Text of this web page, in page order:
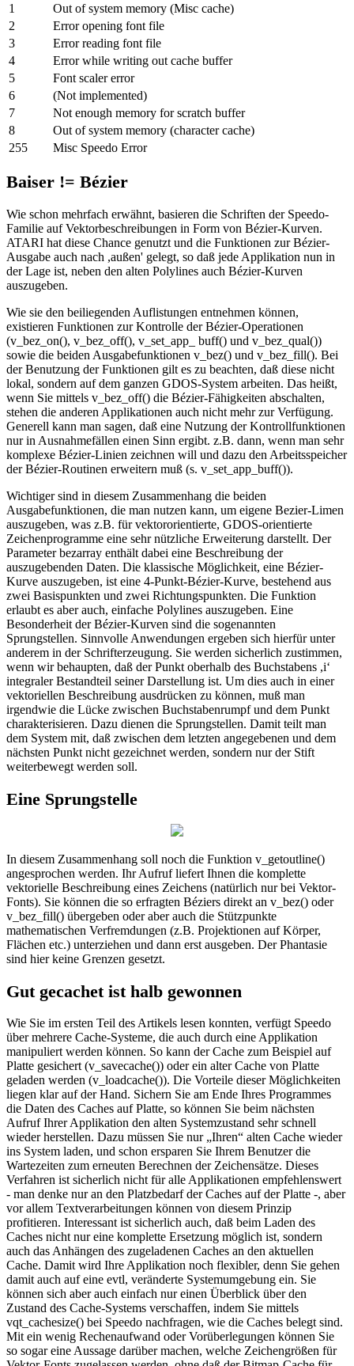
1
Out of system memory (Misc cache)
2
Error opening font file
3
Error reading font file
4
Error while writing out cache buffer
5
Font scaler error
6
(Not implemented)
7
Not enough memory for scratch buffer
8
Out of system memory (character cache)
255
Misc Speedo Error
Baiser != Bézier
Wie schon mehrfach erwähnt, basieren die Schriften der Speedo-
Familie auf Vektorbeschreibungen in Form von Bézier-Kurven.
ATARI hat diese Chance genutzt und die Funktionen zur Bézier-
Ausgabe auch nach ,außen' gelegt, so daß jede Applikation nun in
der Lage ist, neben den alten Polylines auch Bézier-Kurven
auszugeben.
Wie sie den beiliegenden Auflistungen entnehmen können,
existieren Funktionen zur Kontrolle der Bézier-Operationen
(v_bez_on(), v_bez_off(), v_set_app_ buff() und v_bez_qual())
sowie die beiden Ausgabefunktionen v_bez() und v_bez_fill(). Bei
der Benutzung der Funktionen gilt es zu beachten, daß diese nicht
lokal, sondern auf dem ganzen GDOS-System arbeiten. Das heißt,
wenn Sie mittels v_bez_off() die Bézier-Fähigkeiten abschalten,
stehen die anderen Applikationen auch nicht mehr zur Verfügung.
Generell kann man sagen, daß eine Nutzung der Kontrollfunktionen
nur in Ausnahmefällen einen Sinn ergibt. z.B. dann, wenn man sehr
komplexe Bézier-Linien zeichnen will und dazu den Arbeitsspeicher
der Bézier-Routinen erweitern muß (s. v_set_app_buff()).
Wichtiger sind in diesem Zusammenhang die beiden
Ausgabefunktionen, die man nutzen kann, um eigene Bezier-Limen
auszugeben, was z.B. für vektororientierte, GDOS-orientierte
Zeichenprogramme eine sehr nützliche Erweiterung darstellt. Der
Parameter bezarray enthält dabei eine Beschreibung der
auszugebenden Daten. Die klassische Möglichkeit, eine Bézier-
Kurve auszugeben, ist eine 4-Punkt-Bézier-Kurve, bestehend aus
zwei Basispunkten und zwei Richtungspunkten. Die Funktion
erlaubt es aber auch, einfache Polylines auszugeben. Eine
Besonderheit der Bézier-Kurven sind die sogenannten
Sprungstellen. Sinnvolle Anwendungen ergeben sich hierfür unter
anderem in der Schrifterzeugung. Sie werden sicherlich zustimmen,
wenn wir behaupten, daß der Punkt oberhalb des Buchstabens ,i‘
integraler Bestandteil seiner Darstellung ist. Um dies auch in einer
vektoriellen Beschreibung ausdrücken zu können, muß man
irgendwie die Lücke zwischen Buchstabenrumpf und dem Punkt
charakterisieren. Dazu dienen die Sprungstellen. Damit teilt man
dem System mit, daß zwischen dem letzten angegebenen und dem
nächsten Punkt nicht gezeichnet werden, sondern nur der Stift
weiterbewegt werden soll.
Eine Sprungstelle
In diesem Zusammenhang soll noch die Funktion v_getoutline()
angesprochen werden. Ihr Aufruf liefert Ihnen die komplette
vektorielle Beschreibung eines Zeichens (natürlich nur bei Vektor-
Fonts). Sie können die so erfragten Béziers direkt an v_bez() oder
v_bez_fill() übergeben oder aber auch die Stützpunkte
mathematischen Verfremdungen (z.B. Projektionen auf Körper,
Flächen etc.) unterziehen und dann erst ausgeben. Der Phantasie
sind hier keine Grenzen gesetzt.
Gut gecachet ist halb gewonnen
Wie Sie im ersten Teil des Artikels lesen konnten, verfügt Speedo
über mehrere Cache-Systeme, die auch durch eine Applikation
manipuliert werden können. So kann der Cache zum Beispiel auf
Platte gesichert (v_savecache()) oder ein alter Cache von Platte
geladen werden (v_loadcache()). Die Vorteile dieser Möglichkeiten
liegen klar auf der Hand. Sichern Sie am Ende Ihres Programmes
die Daten des Caches auf Platte, so können Sie beim nächsten
Aufruf Ihrer Applikation den alten Systemzustand sehr schnell
wieder herstellen. Dazu müssen Sie nur „Ihren“ alten Cache wieder
ins System laden, und schon ersparen Sie Ihrem Benutzer die
Wartezeiten zum erneuten Berechnen der Zeichensätze. Dieses
Verfahren ist sicherlich nicht für alle Applikationen empfehlenswert
- man denke nur an den Platzbedarf der Caches auf der Platte -, aber
vor allem Textverarbeitungen können von diesem Prinzip
profitieren. Interessant ist sicherlich auch, daß beim Laden des
Caches nicht nur eine komplette Ersetzung möglich ist, sondern
auch das Anhängen des zugeladenen Caches an den aktuellen
Cache. Damit wird Ihre Applikation noch flexibler, denn Sie gehen
damit auch auf eine evtl, veränderte Systemumgebung ein. Sie
können sich aber auch einfach nur einen Überblick über den
Zustand des Cache-Systems verschaffen, indem Sie mittels
vqt_cachesize() bei Speedo nachfragen, wie die Caches belegt sind.
Mit ein wenig Rechenaufwand oder Vorüberlegungen können Sie
so sogar eine Aussage darüber machen, welche Zeichengrößen für